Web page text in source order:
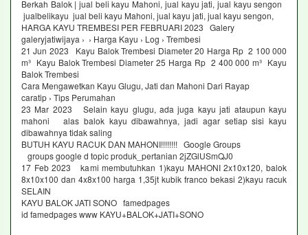
Berkah Balok | jual beli kayu Mahoni, jual kayu jati, jual kayu sengon
jualbelikayu jual beli kayu Mahoni, jual kayu jati, jual kayu sengon,
HARGA KAYU TREMBESI PER FEBRUARI 2023 Galery
galeryjatiwijaya › › Harga Kayu › Log › Trembesi
21 Jun 2023 Kayu Balok Trembesi Diameter 20 Harga Rp 2 100 000
m³ Kayu Balok Trembesi Diameter 25 Harga Rp 2 400 000 m³ Kayu
Balok Trembesi
Cara Mengawetkan Kayu Glugu, Jati dan Mahoni Dari Rayap
caratip › Tips Perumahan
23 Mar 2023 Selain kayu glugu, ada juga kayu jati ataupun kayu
mahoni alas balok kayu dibawahnya, jadi agar setiap sisi kayu
dibawahnya tidak saling
BUTUH KAYU RACUK DAN MAHONI!!!!!!!! Google Groups
groups google d topic produk_pertanian 2jZGlUSmQJ0
17 Feb 2023 kami membutuhkan 1)kayu MAHONI 2x10x120, balok
8x10x100 dan 4x8x100 harga 1,35jt kubik franco bekasi 2)kayu racuk
SELAIN
KAYU BALOK JATI SONO famedpages
id famedpages www KAYU+BALOK+JATI+SONO